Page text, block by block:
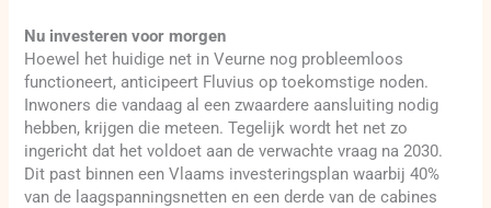
Nu investeren voor morgen
Hoewel het huidige net in Veurne nog probleemloos
functioneert, anticipeert Fluvius op toekomstige noden.
Inwoners die vandaag al een zwaardere aansluiting nodig
hebben, krijgen die meteen. Tegelijk wordt het net zo
ingericht dat het voldoet aan de verwachte vraag na 2030.
Dit past binnen een Vlaams investeringsplan waarbij 40%
van de laagspanningsnetten en een derde van de cabines